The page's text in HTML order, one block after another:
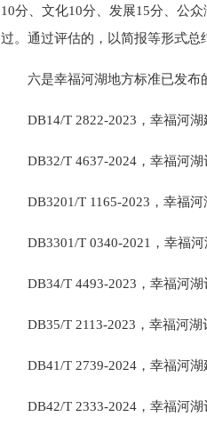
10分、文化10分、发展15分、公
过。通过评估的，以简报等形式总
六是幸福河湖地方标准已发布
DB14/T 2822-2023，幸福河
DB32/T 4637-2024，幸福河
DB3201/T 1165-2023，幸福
DB3301/T 0340-2021，幸福
DB34/T 4493-2023，幸福河
DB35/T 2113-2023，幸福河
DB41/T 2739-2024，幸福河
DB42/T 2333-2024，幸福河